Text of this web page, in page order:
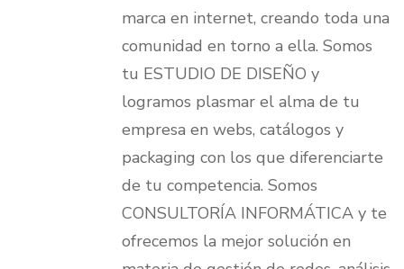
marca en internet, creando toda una
comunidad en torno a ella. Somos
tu ESTUDIO DE DISEÑO y
logramos plasmar el alma de tu
empresa en webs, catálogos y
packaging con los que diferenciarte
de tu competencia. Somos
CONSULTORÍA INFORMÁTICA y te
ofrecemos la mejor solución en